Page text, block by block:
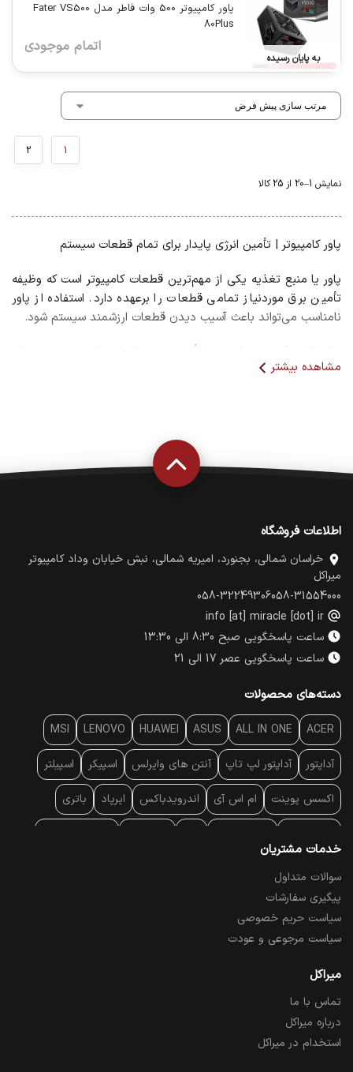
به پایان رسیده
پاور کامپیوتر 500 وات فاطر مدل Fater VS500
80Plus
اتمام موجودی
نمایش 1–20 از 25 کالا
1
2
پاور کامپیوتر | تأمین انرژی پایدار برای تمام قطعات سیستم
پاور یا منبع تغذیه یکی از مهم‌ترین قطعات کامپیوتر است که وظیفه
تأمین برق موردنیاز تمامی قطعات را برعهده دارد. استفاده از پاور
نامناسب می‌تواند باعث آسیب دیدن قطعات ارزشمند سیستم شود.
یک پاور باکیفیت علاوه بر تأمین برق پایدار، از سیستم در برابر
نوسانات برق، اتصال کوتاه و افزایش ناگهانی ولتاژ محافظت می‌کند.
هنگام خرید پاور به چه نکاتی توجه کنیم؟
کیفیت ساخت
مشاهده بیشتر
اطلاعات فروشگاه
خراسان شمالی، بجنورد، امیریه شمالی، نبش خیابان وداد کامپیوتر
میراکل
058-31554000
058-32249306
info [at] miracle [dot] ir
ساعت پاسخگویی صبح 8:30 الی 13:30
ساعت پاسخگویی عصر 17 الی 21
دسته‌های محصولات
ACER
ALL IN ONE
ASUS
HUAWEI
LENOVO
MSI
آداپتور آداپتور لپ تاپ آنتن‌ های وایرلس اسپیکر اسپیلتر
اکسس پوینت ام اس آی اندرویدباکس ایرپاد باتری
پایه سقفی
پرده نمایش
تبلت و موبایل تجهیزات پسیو شبکه
تلویزیون
درایو نوری
دستگاه ضبط تصاویر
خدمات مشتریان
سوالات متداول
پیگیری سفارشات
سیاست حریم خصوصی
سیاست مرجوعی و عودت
میراکل
تماس با ما
درباره میراکل
استخدام در میراکل